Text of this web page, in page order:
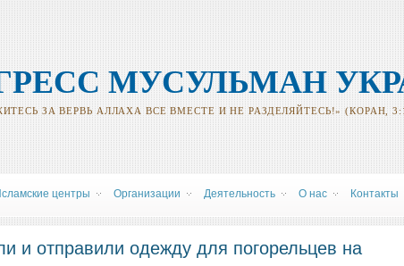
МУСУЛЬМАН
ЗА ВЕРВЬ АЛЛАХА ВСЕ ВМЕСТЕ И НЕ РАЗДЕЛЯЙТЕСЬ!» (КОРАН,
центры Oрганизации Деятельность О нас Контакты
и отправили одежду для погорельцев на